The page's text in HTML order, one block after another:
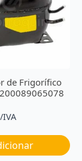
de Frigorífico
IVA